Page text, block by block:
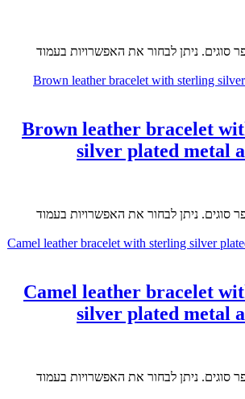
סוגים. ניתן לבחור את האפשרויות בעמוד
Brown leather bracelet
silver plated metal
סוגים. ניתן לבחור את האפשרויות בעמוד
Camel leather bracelet
silver plated metal
סוגים. ניתן לבחור את האפשרויות בעמוד